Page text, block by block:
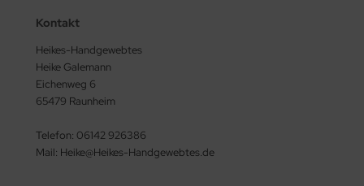
Kontakt
Heikes-Handgewebtes
Heike Galemann
Eichenweg 6
65479 Raunheim
Telefon: 06142 926386
Mail: Heike@Heikes-Handgewebtes.de